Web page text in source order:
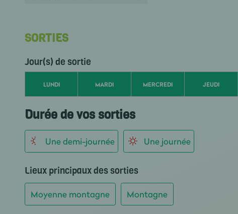
SORTIES
Jour(s) de sortie
LUNDI MARDI MERCREDI JEUDI
Durée de vos sorties
Une demi-journée Une journée
Lieux principaux des sorties
Moyenne montagne Montagne